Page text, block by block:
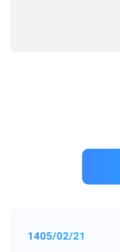
1405/02/21